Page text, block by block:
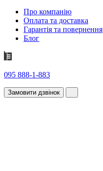
Про компанію
Оплата та доставка
Гарантія та повернення
Блог
095 888-1-883
Замовити дзвінок